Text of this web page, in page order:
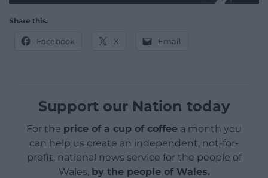
Share this:
Facebook X Email
Support our Nation today
For the price of a cup of coffee a month you
can help us create an independent, not-for-
profit, national news service for the people of
Wales, by the people of Wales.